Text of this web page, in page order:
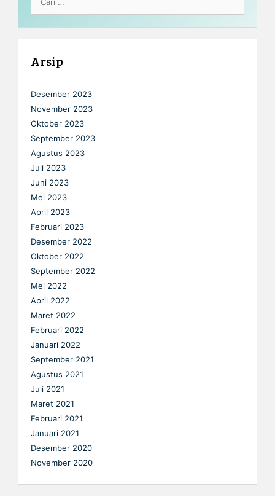
untuk:
Arsip
Desember 2023
November 2023
Oktober 2023
September 2023
Agustus 2023
Juli 2023
Juni 2023
Mei 2023
April 2023
Februari 2023
Desember 2022
Oktober 2022
September 2022
Mei 2022
April 2022
Maret 2022
Februari 2022
Januari 2022
September 2021
Agustus 2021
Juli 2021
Maret 2021
Februari 2021
Januari 2021
Desember 2020
November 2020